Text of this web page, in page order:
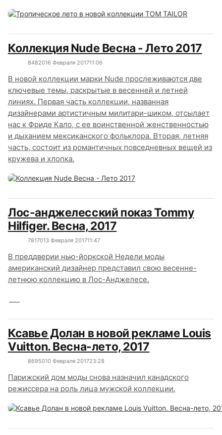
Коллекция Nude Весна - Лето 2017
8482016 Февраля 201711:06
В новой коллекции марки Nude прослеживаются две
ключевые темы, раскрытые в весенней и летней
линиях. Первая часть коллекции, названная
дизайнерами артистичным милитари-шиком, отсылает
нас к Фриде Кало, с ее воинственной женственностью
и дыханием мексиканского фольклора. Вторая, летняя
часть, состоит из романтичных повседневных вещей из
кружева и хлопка.
Лос-анджелесский показ Tommy
Hilfiger. Весна, 2017
7817013 Февраля 201711:47
В преддверии нью-йоркской Недели моды
американский дизайнер представил свою весенне-
летнюю коллекцию в Лос-Анджелесе.
Ксавье Долан в новой рекламе Louis
Vuitton. Весна-лето, 2017
8695010 Февраля 201723:28
Парижский дом моды снова назначил канадского
режиссера на роль лица мужской коллекции.